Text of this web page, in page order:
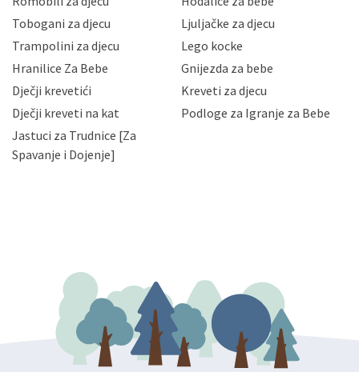
Vaših osobnih podataka te omogućava pristup i
priopćavanje osobnih podataka samo onim svojim
zaposlenicima kojima su isti potrebni radi provedbe
slučajevima koji su dozvoljeni zakonima. Napominjemo
da možete u svako doba, u potpunosti ili djelomice,
zatražiti prestanak aktivnosti obrade Vaših osobnih
podataka. Opoziv privole možete podnijeti poštom na
gore navedenu adresu ili e-mailom na adresu:
Tobogani za djecu
Ljuljačke za djecu
Trampolini za djecu
Lego kocke
Hranilice Za Bebe
Gnijezda za bebe
Dječji krevetići
Kreveti za djecu
Dječji kreveti na kat
Podloge za Igranje za Bebe
Jastuci za Trudnice [Za
Spavanje i Dojenje]